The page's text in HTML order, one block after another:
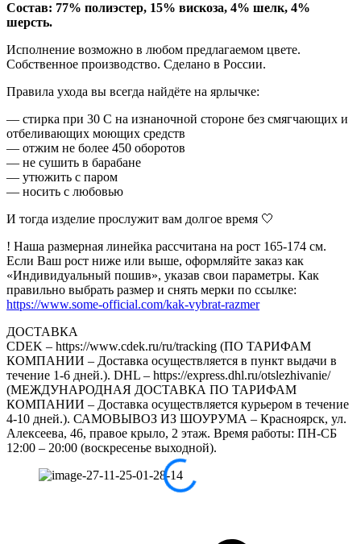
Состав: 77% полиэстер, 15% вискоза, 4% шелк, 4%
шерсть.
Исполнение возможно в любом предлагаемом цвете.
Собственное производство. Сделано в России.
Правила ухода вы всегда найдёте на ярлычке:
— стирка при 30 С на изнаночной стороне без смягчающих и
отбеливающих моющих средств
— отжим не более 450 оборотов
— не сушить в барабане
— утюжить с паром
— носить с любовью
И тогда изделие прослужит вам долгое время 🤍
! Наша размерная линейка рассчитана на рост 165-174 см.
Если Ваш рост ниже или выше, оформляйте заказ как
«Индивидуальный пошив», указав свои параметры. Как
правильно выбрать размер и снять мерки по ссылке:
https://www.some-official.com/kak-vybrat-razmer
ДОСТАВКА
CDEK – https://www.cdek.ru/ru/tracking (ПО ТАРИФАМ
КОМПАНИИ – Доставка осуществляется в пункт выдачи в
течение 1-6 дней.). DHL – https://express.dhl.ru/otslezhivanie/
(МЕЖДУНАРОДНАЯ ДОСТАВКА ПО ТАРИФАМ
КОМПАНИИ – Доставка осуществляется курьером в течение
4-10 дней.). САМОВЫВОЗ ИЗ ШОУРУМА – Красноярск, ул.
Алексеева, 46, правое крыло, 2 этаж. Время работы: ПН-СБ
12:00 – 20:00 (воскресенье выходной).